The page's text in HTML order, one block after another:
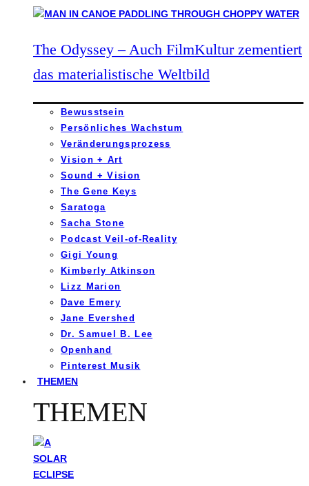
The Odyssey – Auch FilmKultur zementiert
das materialistische Weltbild
Bewusstsein
Persönliches Wachstum
Veränderungsprozess
Vision + Art
Sound + Vision
The Gene Keys
Saratoga
Sacha Stone
Podcast Veil-of-Reality
Gigi Young
Kimberly Atkinson
Lizz Marion
Dave Emery
Jane Evershed
Dr. Samuel B. Lee
Openhand
Pinterest Musik
THEMEN
THEMEN